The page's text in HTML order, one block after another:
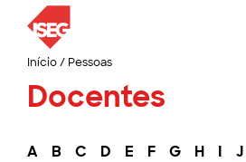
Início/ Pessoas
Docentes
A B C D E F G H I J